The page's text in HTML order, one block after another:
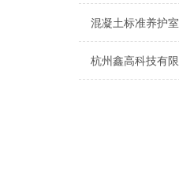
杭州鑫高科技有